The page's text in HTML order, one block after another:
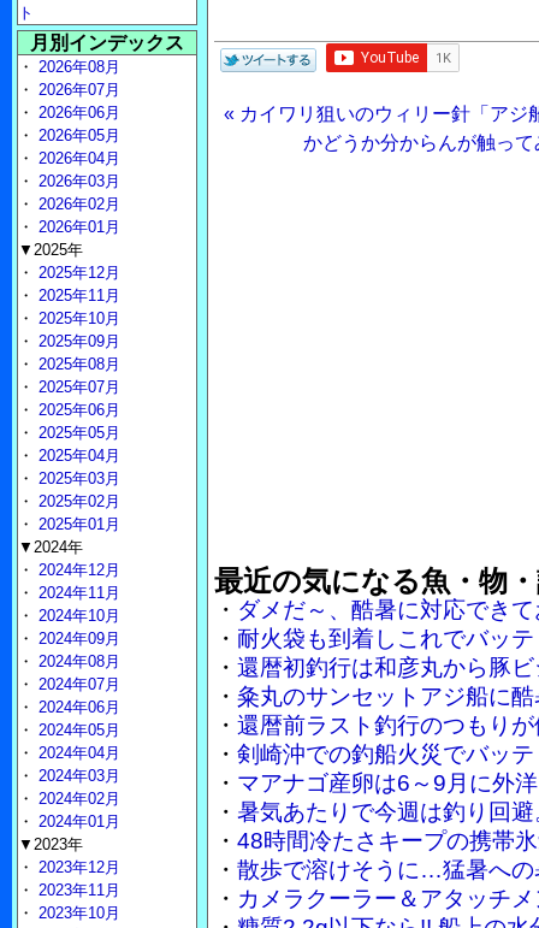
« カイワリ狙いのウィリー針「アジ
かどうか分からんが触っ
最近の気になる魚・物
・ ダメだ～、酷暑に対応でき
・ 耐火袋も到着しこれでバッ
・ 還暦初釣行は和彦丸から豚
・ 粂丸のサンセットアジ船に
・ 還暦前ラスト釣行のつもり
・ 剣崎沖での釣船火災でバッ
・ マアナゴ産卵は6～9月に外
・ 暑気あたりで今週は釣り回
・ 48時間冷たさキープの携帯
・ 散歩で溶けそうに…猛暑へ
・ カメラクーラー＆アタッチ
ト
月別インデックス
・ 2026年08月
・ 2026年07月
・ 2026年06月
・ 2026年05月
・ 2026年04月
・ 2026年03月
・ 2026年02月
・ 2026年01月
▼2025年
・ 2025年12月
・ 2025年11月
・ 2025年10月
・ 2025年09月
・ 2025年08月
・ 2025年07月
・ 2025年06月
・ 2025年05月
・ 2025年04月
・ 2025年03月
・ 2025年02月
・ 2025年01月
▼2024年
・ 2024年12月
・ 2024年11月
・ 2024年10月
・ 2024年09月
・ 2024年08月
・ 2024年07月
・ 2024年06月
・ 2024年05月
・ 2024年04月
・ 2024年03月
・ 2024年02月
・ 2024年01月
▼2023年
・ 2023年12月
・ 2023年11月
・ 2023年10月